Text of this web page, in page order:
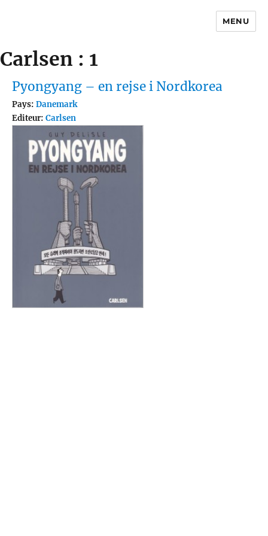
MENU
Carlsen : 1
Pyongyang – en rejse i Nordkorea
Pays: Danemark
Editeur: Carlsen